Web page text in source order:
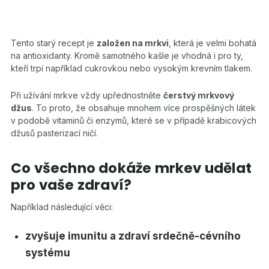
Tento starý recept je založen na mrkvi , která je velmi bohatá
na antioxidanty. Kromě samotného kašle je vhodná i pro ty,
kteří trpí například cukrovkou nebo vysokým krevním tlakem.
Při užívání mrkve vždy upřednostněte čerstvý mrkvový
džus. To proto, že obsahuje mnohem více prospěšných látek
v podobě vitaminů či enzymů, které se v případě krabicových
džusů pasterizací ničí.
Co všechno dokáže mrkev udělat
pro vaše zdraví?
Například následující věci:
zvyšuje imunitu a zdraví srdečně-cévního
systému